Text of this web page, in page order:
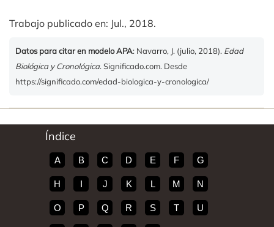
Trabajo publicado en: Jul., 2018.
Datos para citar en modelo APA: Navarro, J. (julio, 2018). Edad
Biológica y Cronológica. Significado.com. Desde
https://significado.com/edad-biologica-y-cronologica/
Índice
A B C D E F G
H J K L M N
O P Q R S T U